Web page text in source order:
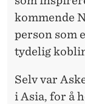
kommende
person som
tydelig
Selv var
i Asia, for å